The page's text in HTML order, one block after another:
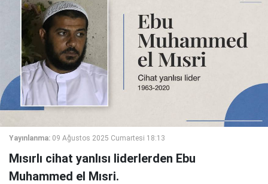
Yayınlanma: 09 Ağustos 2025 Cumartesi 18:13
Mısırlı cihat yanlısı liderlerden Ebu
Muhammed el Mısri.